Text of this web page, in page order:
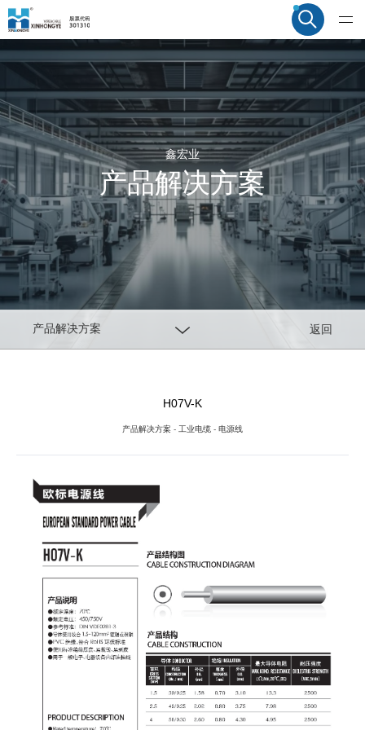
鑫宏业
产品解决方案
产品解决方案 返回
H07V-K
产品解决方案 - 工业电缆 - 电源线